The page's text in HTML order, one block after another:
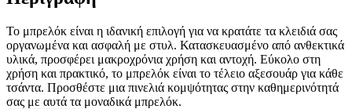
Το μπρελόκ είναι η ιδανική επιλογή για να κρατάτε τα κλειδιά σας
οργανωμένα και ασφαλή με στυλ. Κατασκευασμένο από ανθεκτικά
υλικά, προσφέρει μακροχρόνια χρήση και αντοχή. Εύκολο στη
χρήση και πρακτικό, το μπρελόκ είναι το τέλειο αξεσουάρ για κάθε
τσάντα. Προσθέστε μια πινελιά κομψότητας στην καθημερινότητά
σας με αυτά τα μοναδικά μπρελόκ.